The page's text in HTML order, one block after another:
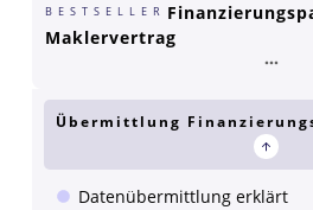
BESTSELLER
Maklervertrag
Übermittlung
Datenübermittlung erklärt